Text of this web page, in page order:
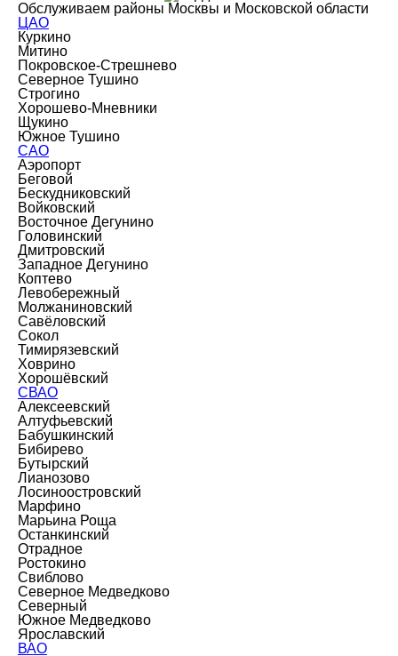
Обслуживаем районы Москвы и Московской области
ЦАО
Куркино
Митино
Покровское-Стрешнево
Северное Тушино
Строгино
Хорошево-Мневники
Щукино
Южное Тушино
САО
Аэропорт
Беговой
Бескудниковский
Войковский
Восточное Дегунино
Головинский
Дмитровский
Западное Дегунино
Коптево
Левобережный
Молжаниновский
Савёловский
Сокол
Тимирязевский
Ховрино
Хорошёвский
СВАО
Алексеевский
Алтуфьевский
Бабушкинский
Бибирево
Бутырский
Лианозово
Лосиноостровский
Марфино
Марьина Роща
Останкинский
Отрадное
Ростокино
Свиблово
Северное Медведково
Северный
Южное Медведково
Ярославский
ВАО